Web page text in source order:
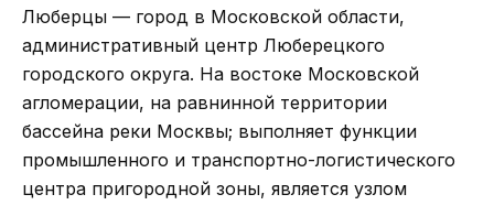
Люберцы — город в Московской области,
административный центр Люберецкого
городского округа. На востоке Московской
агломерации, на равнинной территории
бассейна реки Москвы; выполняет функции
промышленного и транспортно-логистического
центра пригородной зоны, является узлом